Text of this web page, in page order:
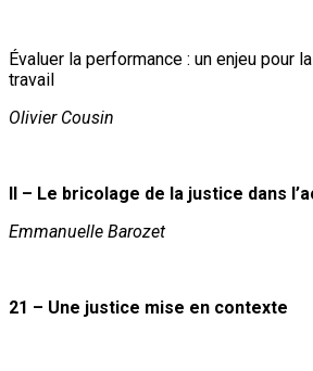
Évaluer la performance : un enjeu pour
travail
Olivier Cousin
II – Le bricolage de la justice dans
Emmanuelle Barozet
21 – Une justice mise en contexte